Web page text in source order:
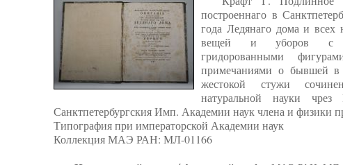
построеннаго в
года Ледянаго дома и
вещей и уборов с
гридорованными
примечаниями о бывшей
жестокой стужи
натуральной науки чрез
Санктпетербургския Имп. Академии наук члена и физики
Типография при императорской Академии наук
Коллекция МАЭ РАН: МЛ-01166